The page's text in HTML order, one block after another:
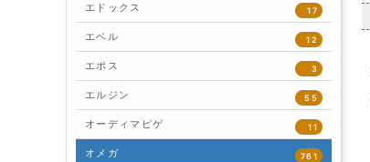
エドックス 17
エベル 12
エポス 3
エルジン 55
オーディマピゲ 11
オメガ 761